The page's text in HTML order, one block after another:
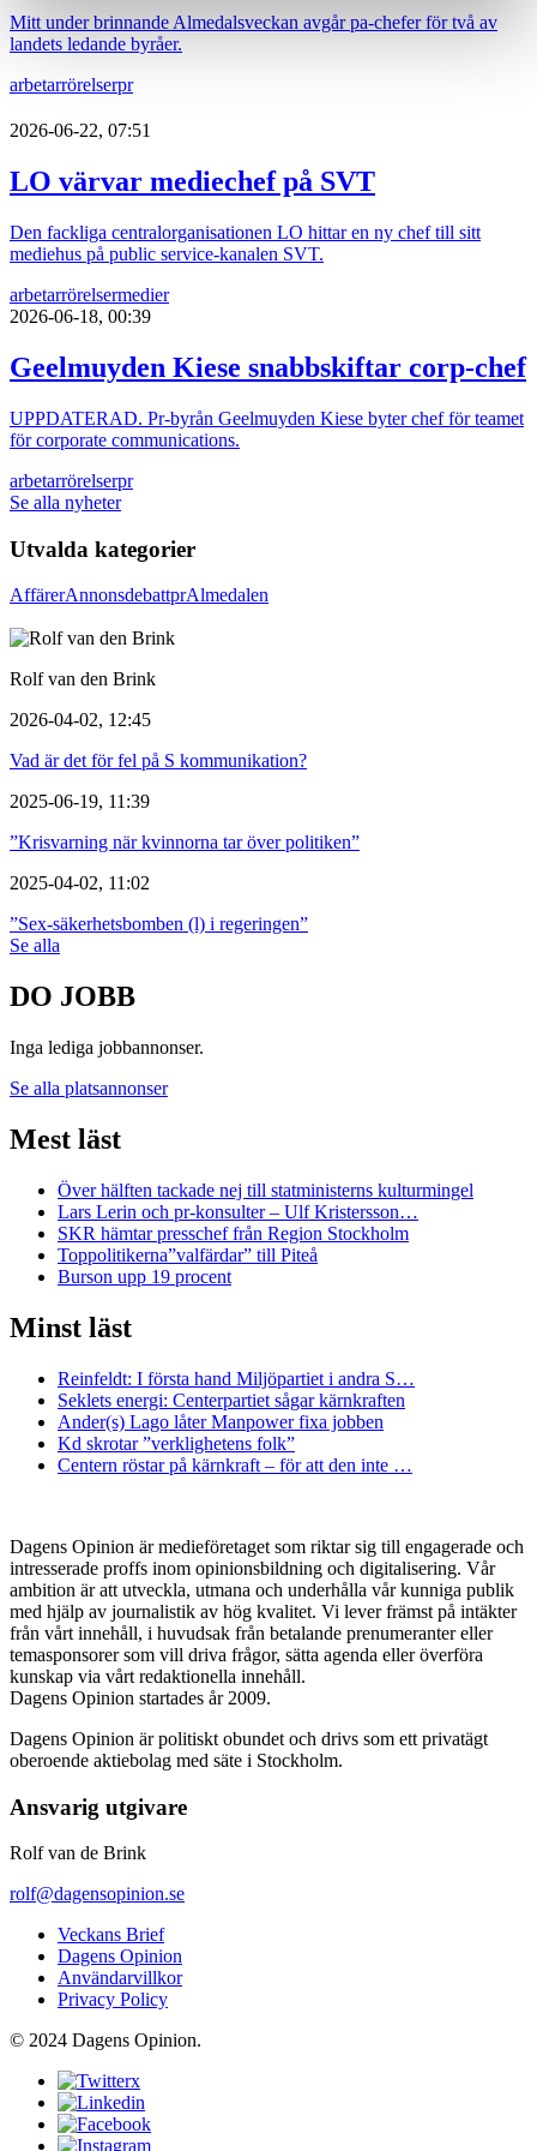
Mitt under brinnande Almedalsveckan avgår pa-chefer för två av
landets ledande byråer.
arbetarrörelserpr
2026-06-22, 07:51
LO värvar mediechef på SVT
Den fackliga centralorganisationen LO hittar en ny chef till sitt
mediehus på public service-kanalen SVT.
arbetarrörelsermedier
2026-06-18, 00:39
Geelmuyden Kiese snabbskiftar corp-chef
UPPDATERAD. Pr-byrån Geelmuyden Kiese byter chef för teamet
för corporate communications.
arbetarrörelserpr
Se alla nyheter
Utvalda kategorier
AffärerAnnonsdebattprAlmedalen
Rolf van den Brink
2026-04-02, 12:45
Vad är det för fel på S kommunikation?
2025-06-19, 11:39
”Krisvarning när kvinnorna tar över politiken”
2025-04-02, 11:02
”Sex-säkerhetsbomben (l) i regeringen”
Se alla
DO JOBB
Inga lediga jobbannonser.
Se alla platsannonser
Mest läst
Över hälften tackade nej till statministerns kulturmingel
Lars Lerin och pr-konsulter – Ulf Kristersson…
SKR hämtar presschef från Region Stockholm
Toppolitikerna”valfärdar” till Piteå
Burson upp 19 procent
Minst läst
Reinfeldt: I första hand Miljöpartiet i andra S…
Seklets energi: Centerpartiet sågar kärnkraften
Ander(s) Lago låter Manpower fixa jobben
Kd skrotar ”verklighetens folk”
Centern röstar på kärnkraft – för att den inte …
Dagens Opinion är medieföretaget som riktar sig till engagerade och
intresserade proffs inom opinionsbildning och digitalisering. Vår
ambition är att utveckla, utmana och underhålla vår kunniga publik
med hjälp av journalistik av hög kvalitet. Vi lever främst på intäkter
från vårt innehåll, i huvudsak från betalande prenumeranter eller
temasponsorer som vill driva frågor, sätta agenda eller överföra
kunskap via vårt redaktionella innehåll.
Dagens Opinion startades år 2009.
Dagens Opinion är politiskt obundet och drivs som ett privatägt
oberoende aktiebolag med säte i Stockholm.
Ansvarig utgivare
Rolf van de Brink
rolf@dagensopinion.se
Veckans Brief
Dagens Opinion
Användarvillkor
Privacy Policy
© 2024 Dagens Opinion.